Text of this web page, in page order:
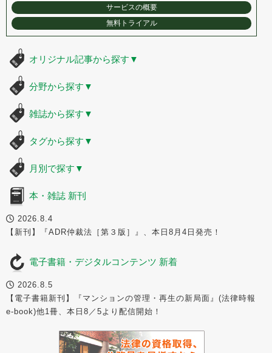
サービスの概要
無料トライアル
オリジナル記事から探す ▼
分野から探す ▼
雑誌から探す ▼
タグから探す ▼
月別で探す ▼
本・雑誌 新刊
2026.8.4
【新刊】『ADR仲裁法［第３版］』、本日8月4日発売！
電子書籍・デジタルコンテンツ 新着
2026.8.5
【電子書籍新刊】『マンションの管理・再生の新局面』(法律時報
e-book)他1冊、本日8／5より配信開始！